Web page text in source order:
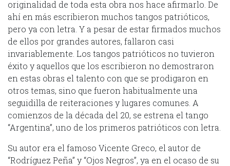
originalidad de toda esta obra nos hace afirmarlo. De
ahí en más escribieron muchos tangos patrióticos,
pero ya con letra. Y a pesar de estar firmados muchos
de ellos por grandes autores, fallaron casi
invariablemente. Los tangos patrióticos no tuvieron
éxito y aquellos que los escribieron no demostraron
en estas obras el talento con que se prodigaron en
otros temas, sino que fueron habitualmente una
seguidilla de reiteraciones y lugares comunes. A
comienzos de la década del 20, se estrena el tango
“Argentina”, uno de los primeros patrióticos con letra.
Su autor era el famoso Vicente Greco, el autor de
“Rodríguez Peña” y “Ojos Negros”, ya en el ocaso de su